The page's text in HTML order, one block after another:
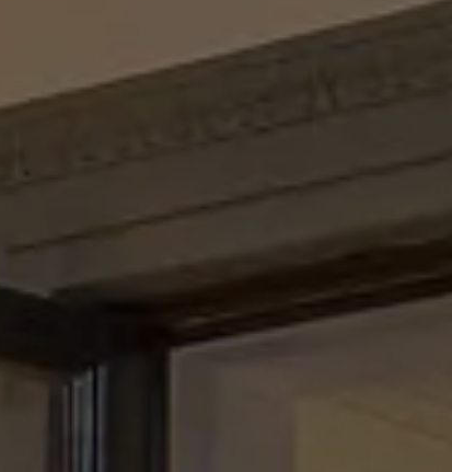
Cadeau spécial dans la